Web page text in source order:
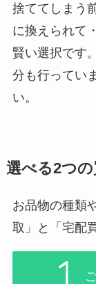
捨ててしまう
に換えられて
賢い選択です
分も行ってい
い。
選べる2つ
お品物の種類
取」と「宅配